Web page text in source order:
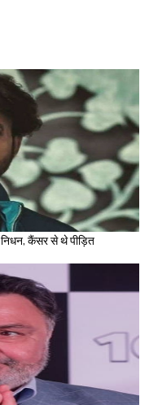
कैंसर से थे पीड़ित